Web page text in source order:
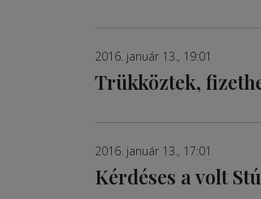
2016. január 13., 19:01
Trükköztek,
2016. január 13., 17:01
Kérdéses a volt